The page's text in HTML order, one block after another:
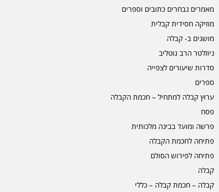
מאמרים נבחרים כתובים וספרים
מוזיקה חסידית קבלית
מושגים ב- קבלה
ניוזלטר הרב גוטליב
סדרות שיעורים לצפייה
ספרים
ערוץ קבלה למתחיל – חכמת הקבלה
פסח
פרשה ומועד בבינה מלכותית
פתיחה לחכמת הקבלה
פתיחה לפירוש הסולם
קבלה
קבלה – חכמת קבלה – כללי